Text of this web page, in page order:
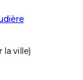
ville)